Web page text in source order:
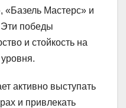
«Базель Мастерс» и
победы
и стойкость на
активно выступать
и привлекать